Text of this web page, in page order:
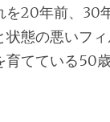
20年前、30
態の悪いフ
てている50